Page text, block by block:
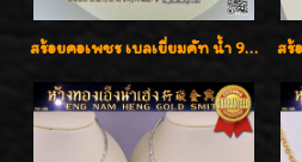
สร้อยคอเพชร เบลเยี่ยมคัท น้ำ 98% F-Color/VVS รูปแบบหวานใส่สวยดูดีน่ารักสุดๆค่ะ